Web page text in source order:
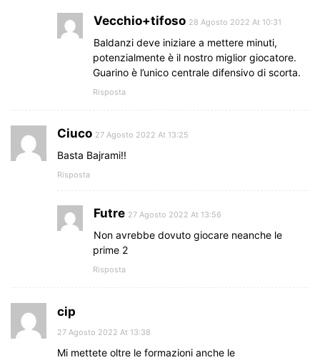
Vecchio+tifoso 28 Agosto 2022 At 10:31
Baldanzi deve iniziare a mettere minuti,
potenzialmente è il nostro miglior giocatore.
Guarino è l’unico centrale difensivo di scorta.
Risposta
Ciuco 27 Agosto 2022 At 13:25
Basta Bajrami!!
Risposta
Futre 27 Agosto 2022 At 13:56
Non avrebbe dovuto giocare neanche le
prime 2
Risposta
cip
27 Agosto 2022 At 13:38
Mi mettete oltre le formazioni anche le